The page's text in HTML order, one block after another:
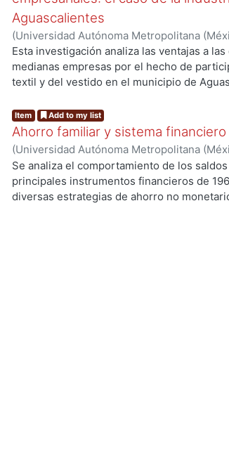
Aguascalientes
(Universidad Autónoma Metropolitana
de Servicios de Información.,2006-03 )
Esta investigación analiza las ventajas a
medianas empresas por el hecho de
textil y del vestido en el municipio de
la pertenencia a una aglomeración
pasa necesariamente por el intercambio
discusión respecto a la relación entre el
colaboración, de la que no existe
mexicanos.
Item Add to my list
Ahorro familiar y sistema
(Universidad Autónoma Metropolitana
de Servicios de Información., 1998-10)
Se analiza el comportamiento de los
principales instrumentos financieros de
diversas estrategias de ahorro no